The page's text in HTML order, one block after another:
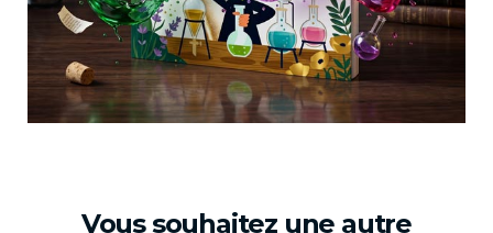
Vous souhaitez une autre